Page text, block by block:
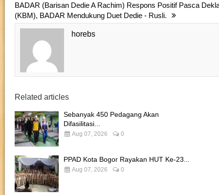
BADAR (Barisan Dedie A Rachim) Respons Positif Pasca
(KBM), BADAR Mendukung Duet Dedie - Rusli.
horebs
Related articles
Sebanyak 450 Pedagang Akan
Difasilitasi...
Aug 07, 2026 0
PPAD Kota Bogor Rayakan HUT Ke-23...
Aug 07, 2026 0